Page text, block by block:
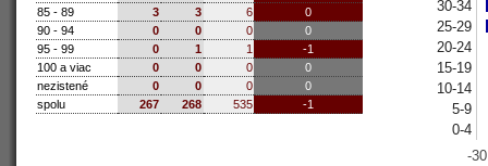
85 - 89
3 3 6
0
90 - 94
0 0 0
0
95 - 99
0 1 1
-1
100 a viac
0 0 0
0
nezistené
0 0 0
0
spolu
267 268 535 -1
-30
30-34
25-29
20-24
15-19
10-14
5-9
0-4